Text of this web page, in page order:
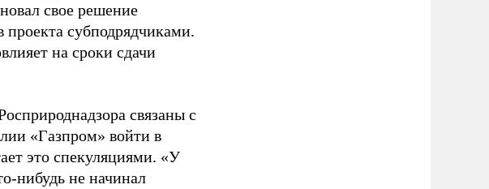
свое решение
субподрядчиками.
на сроки сдачи
связаны с
«Газпром» войти в
это спекуляциями. «У
нибудь не начинал